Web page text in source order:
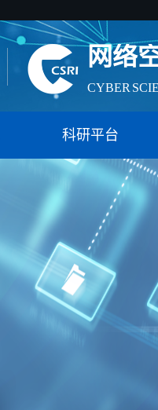
网络
CYBER
国家智能
科研平台